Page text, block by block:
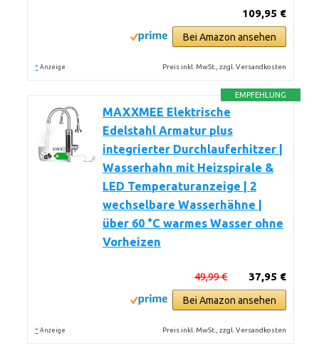
109,95 €
Bei Amazon ansehen
* Anzeige Preis inkl. MwSt., zzgl. Versandkosten
EMPFEHLUNG
MAXXMEE Elektrische
Edelstahl Armatur plus
integrierter Durchlauferhitzer |
Wasserhahn mit Heizspirale &
LED Temperaturanzeige | 2
wechselbare Wasserhähne |
über 60 °C warmes Wasser ohne
Vorheizen
37,95 €
49,99 €
Bei Amazon ansehen
* Anzeige Preis inkl. MwSt., zzgl. Versandkosten